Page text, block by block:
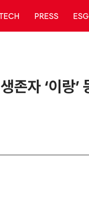
PRESS ESG
존자 ‘이랑’